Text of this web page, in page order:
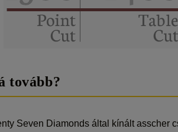
tovább?
Seven Diamonds által kínált asscher